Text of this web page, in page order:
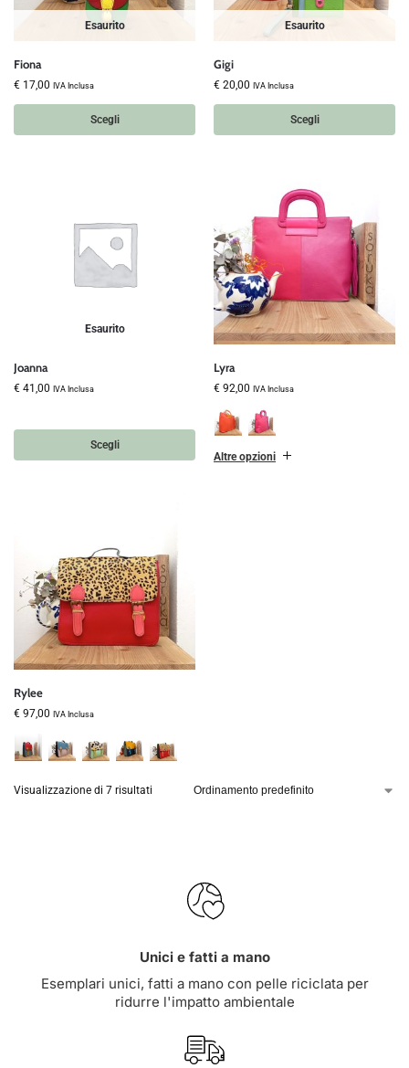
Esaurito
Fiona
€ 17,00 IVA Inclusa
Scegli
Esaurito
Gigi
€ 20,00 IVA Inclusa
Scegli
Esaurito
Joanna
€ 41,00 IVA Inclusa
Scegli
Lyra
€ 92,00 IVA Inclusa
Altre opzioni
Rylee
€ 97,00 IVA Inclusa
Visualizzazione di 7 risultati
Unici e fatti a mano
Esemplari unici, fatti a mano con pelle riciclata per
ridurre l'impatto ambientale